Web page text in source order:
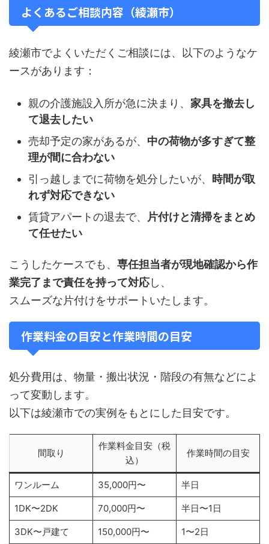
よくあるご相談内容（綾瀬市）
綾瀬市でよくいただくご相談には、以下のようなケ
ースがあります：
親の介護施設入所が急に決まり、 家具を撤去し
て退去したい
売却予定の家があるが、 中の荷物が多すぎて整
理が間に合わない
引っ越しまでに荷物を処分したいが、 時間が取
れず対応できない
賃貸アパートの退去で、
片付けと清掃をまとめ
て任せたい
こうしたケースでも、 専任担当者が現地確認から作
業完了まで責任を持って対応し、
スムーズな片付けをサポートいたします。
作業料金の目安と作業時間の目安
処分費用は、物量・搬出状況・階段の有無などによ
って変動します。
以下は綾瀬市での実例をもとにした目安です。
間取り
作業料金目安（税
込）
作業時間の目安
ワンルーム 35,000円〜 半日
1DK〜2DK 70,000円〜 半日〜1日
3DK〜戸建て 150,000円〜 1〜2日